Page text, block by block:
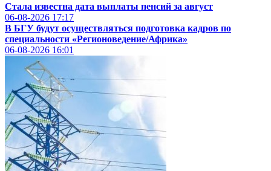
Стала известна дата выплаты пенсий за август
06-08-2026 17:17
В БГУ будут осуществляться подготовка кадров по
специальности «Регионоведение/Африка»
06-08-2026 16:01